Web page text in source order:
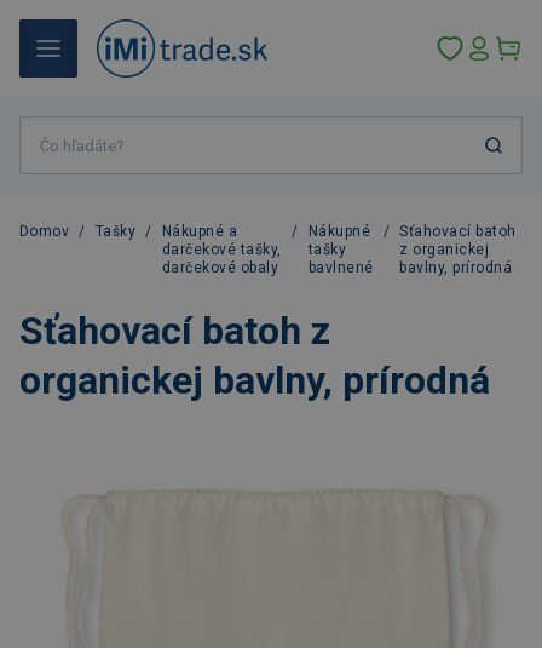
Domov / Tašky /
Nákupné a
darčekové tašky,
darčekové obaly
/
Nákupné
tašky
bavlnené
/ Sťahovací batoh
z organickej
bavlny, prírodná
Sťahovací batoh z
organickej bavlny, prírodná